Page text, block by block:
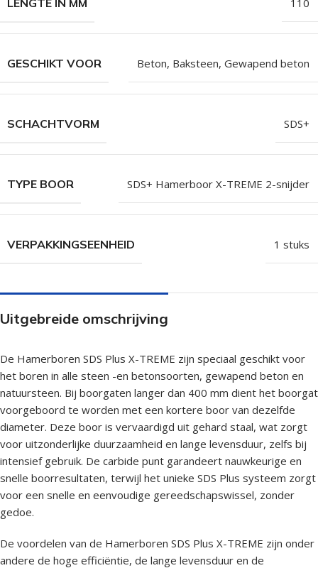
GESCHIKT VOOR Beton, Baksteen, Gewapend beton
SCHACHTVORM SDS+
TYPE BOOR SDS+ Hamerboor X-TREME 2-snijder
VERPAKKINGSEENHEID 1 stuks
Uitgebreide omschrijving
De Hamerboren SDS Plus X-TREME zijn speciaal geschikt voor
het boren in alle steen -en betonsoorten, gewapend beton en
natuursteen. Bij boorgaten langer dan 400 mm dient het boorgat
voorgeboord te worden met een kortere boor van dezelfde
diameter. Deze boor is vervaardigd uit gehard staal, wat zorgt
voor uitzonderlijke duurzaamheid en lange levensduur, zelfs bij
intensief gebruik. De carbide punt garandeert nauwkeurige en
snelle boorresultaten, terwijl het unieke SDS Plus systeem zorgt
voor een snelle en eenvoudige gereedschapswissel, zonder
gedoe.
De voordelen van de Hamerboren SDS Plus X-TREME zijn onder
andere de hoge efficiëntie, de lange levensduur en de